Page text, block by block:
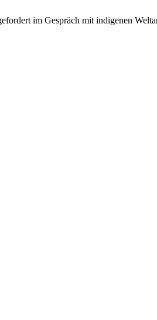
im Gespräch mit indigenen